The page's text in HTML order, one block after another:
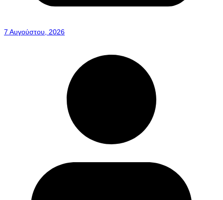
7 Αυγούστου, 2026